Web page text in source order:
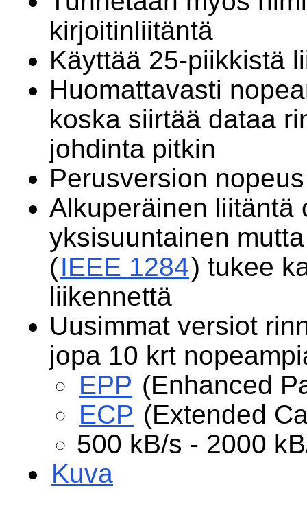
kirjoitinliitäntä
Käyttää 25-piikkistä
Huomattavasti
koska siirtää dataa
johdinta pitkin
Perusversion
Alkuperäinen liitäntä
yksisuuntainen
(IEEE 1284) tukee
liikennettä
Uusimmat versiot
jopa 10 krt
EPP (Enhanced
ECP (Extended
500 kB/s - 2000
Kuva